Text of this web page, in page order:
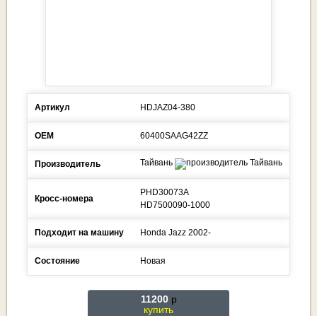
Артикул HDJAZ04-380
ОЕМ 60400SAAG42ZZ
Производитель Тайвань
Кросс-номера
PHD30073A
HD7500090-1000
Подходит на машину Honda Jazz 2002-
Состояние Новая
11200 p
купить